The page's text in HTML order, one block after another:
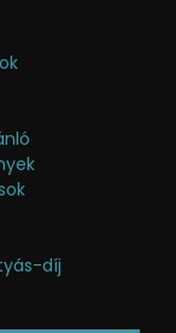
díj